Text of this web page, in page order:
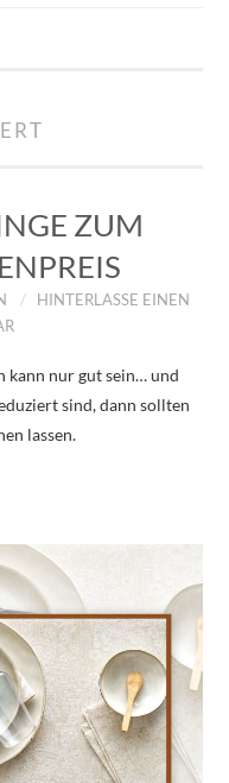
ZUM
HINTERLASSE EINEN
kann nur gut sein… und
sind, dann sollten
lassen.